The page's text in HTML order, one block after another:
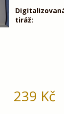
tiráž:
239 Kč